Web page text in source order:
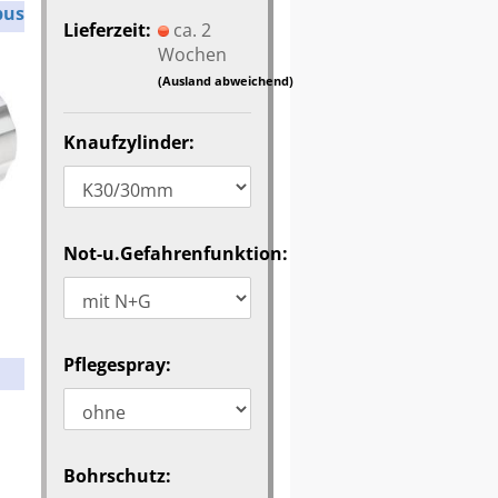
Lieferzeit:
ca. 2
Wochen
(Ausland abweichend)
Knaufzylinder:
Not-u.Gefahrenfunktion:
Pflegespray:
Bohrschutz: